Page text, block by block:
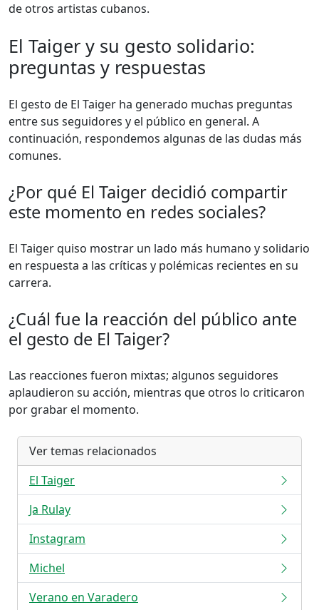
de otros artistas cubanos.
El Taiger y su gesto solidario:
preguntas y respuestas
El gesto de El Taiger ha generado muchas preguntas
entre sus seguidores y el público en general. A
continuación, respondemos algunas de las dudas más
comunes.
¿Por qué El Taiger decidió compartir
este momento en redes sociales?
El Taiger quiso mostrar un lado más humano y solidario
en respuesta a las críticas y polémicas recientes en su
carrera.
¿Cuál fue la reacción del público ante
el gesto de El Taiger?
Las reacciones fueron mixtas; algunos seguidores
aplaudieron su acción, mientras que otros lo criticaron
por grabar el momento.
Ver temas relacionados
El Taiger
Ja Rulay
Instagram
Michel
Verano en Varadero